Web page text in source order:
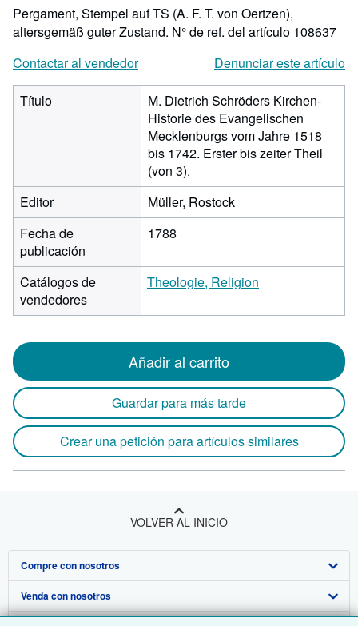
estrellas
Pergament, Stempel auf TS (A. F. T. von Oertzen),
altersgemäß guter Zustand. N° de ref. del artículo 108637
Contactar al vendedor
Denunciar este artículo
Título
M. Dietrich Schröders Kirchen-
Historie des Evangelischen
Mecklenburgs vom Jahre 1518
bis 1742. Erster bis zeiter Theil
(von 3).
Editor
Müller, Rostock
Fecha de
publicación
1788
Catálogos de
vendedores
Theologie, Religion
Añadir al carrito
Guardar para más tarde
Crear una petición para artículos similares
VOLVER AL INICIO
Compre con nosotros
Búsqueda avanzada
Venda con nosotros